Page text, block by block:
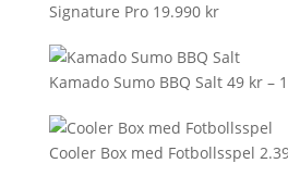
Signature Pro 19.990 kr
Kamado Sumo BBQ Salt 49 kr –
Cooler Box med Fotbollsspel